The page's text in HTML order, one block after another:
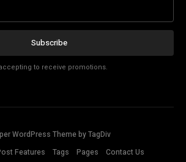
Subscribe
to receive promotions.
WordPress Theme by TagDiv
Features Tags Pages Contact Us